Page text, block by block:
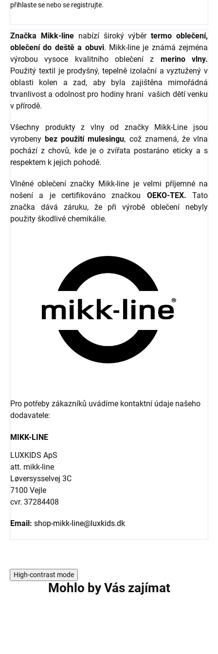
přihlaste se nebo se registrujte.
Značka Mikk-linenabízí široký výběrtermo oblečení,
oblečení do deště a obuvi. Mikk-line je známá zejména
výrobou vysoce kvalitního oblečení z merino vlny.
Použitý textil je prodyšný, tepelně izolační a vyztužený v
oblasti kolen a zad, aby byla zajištěna mimořádná
trvanlivost a odolnost pro hodiny hraní vašich dětí venku
v přírodě.
Všechny produkty z vlny od značky Mikk-Line jsou
vyrobenybez použití mulesingu, což znamená, že vlna
pochází z chovů, kde je o zvířata postaráno eticky a s
respektem k jejich pohodě.
Vlněné oblečení značky Mikk-line je velmi příjemné na
nošení a je certifikováno značkou OEKO-TEX. Tato
značka dává záruku, že při výrobě oblečení nebyly
použity škodlivé chemikálie.
Pro potřeby zákazníků uvádíme kontaktní údaje našeho
dodavatele:
MIKK-LINE
LUXKIDS ApS
att. mikk-line
Løversysselvej 3C
7100 Vejle
cvr. 37284408
Email: shop-mikk-line@luxkids.dk
High-contrast mode
Mohlo by Vás zajímat